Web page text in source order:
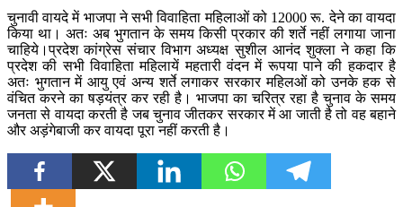
चुनावी वायदे में भाजपा ने सभी विवाहिता महिलाओं को 12000 रू. देने का वायदा
किया था। अतः अब भुगतान के समय किसी प्रकार की शर्ते नहीं लगाया जाना
चाहिये।प्रदेश कांग्रेस संचार विभाग अध्यक्ष सुशील आनंद शुक्ला ने कहा कि
प्रदेश की सभी विवाहिता महिलायें महतारी वंदन में रूपया पाने की हकदार है
अतः भुगतान में आयु एवं अन्य शर्ते लगाकर सरकार महिलओं को उनके हक से
वंचित करने का षड़यंत्र कर रही है। भाजपा का चरित्र रहा है चुनाव के समय
जनता से वायदा करती है जब चुनाव जीतकर सरकार में आ जाती है तो वह बहाने
और अड़ंगेबाजी कर वायदा पूरा नहीं करती है।